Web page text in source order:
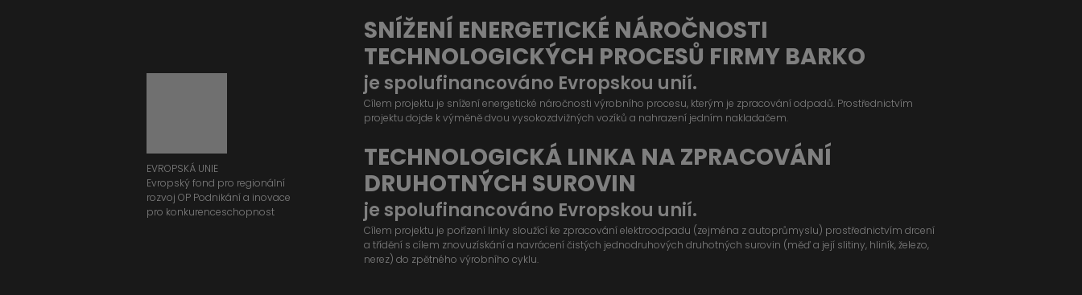
EVROPSKÁ UNIE
Evropský fond pro regionální
rozvoj OP Podnikání a inovace
pro konkurenceschopnost
SNÍŽENÍ ENERGETICKÉ NÁROČNOSTI
TECHNOLOGICKÝCH PROCESŮ FIRMY BARKO
je spolufinancováno Evropskou unií.
Cílem projektu je snížení energetické náročnosti výrobního procesu, kterým je zpracování odpadů. Prostřednictvím
projektu dojde k výměně dvou vysokozdvižných vozíků a nahrazení jedním nakladačem.
TECHNOLOGICKÁ LINKA NA ZPRACOVÁNÍ
DRUHOTNÝCH SUROVIN
je spolufinancováno Evropskou unií.
Cílem projektu je pořízení linky sloužící ke zpracování elektroodpadu (zejména z autoprůmyslu) prostřednictvím drcení
a třídění s cílem znovuzískání a navrácení čistých jednodruhových druhotných surovin (měď a její slitiny, hliník, železo,
nerez) do zpětného výrobního cyklu.